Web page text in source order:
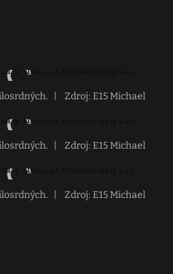
Zdroj: E15 Michael
Zdroj: E15 Michael
Zdroj: E15 Michael